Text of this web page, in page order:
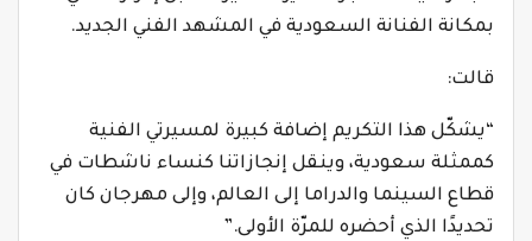
بمكانة الفنانة السعودية في المشهد الفني الجديد.
قالت:
“يشكّل هذا التكريم إضافة كبيرة لمسيرتي الفنية
كممثلة سعودية، وينقل إنجازاتنا كنساء ناشطات في
قطاع السينما والدراما إلى العالم، وإلى مهرجان كان
تحديدًا الذي أحضره للمرّة الأولى.”